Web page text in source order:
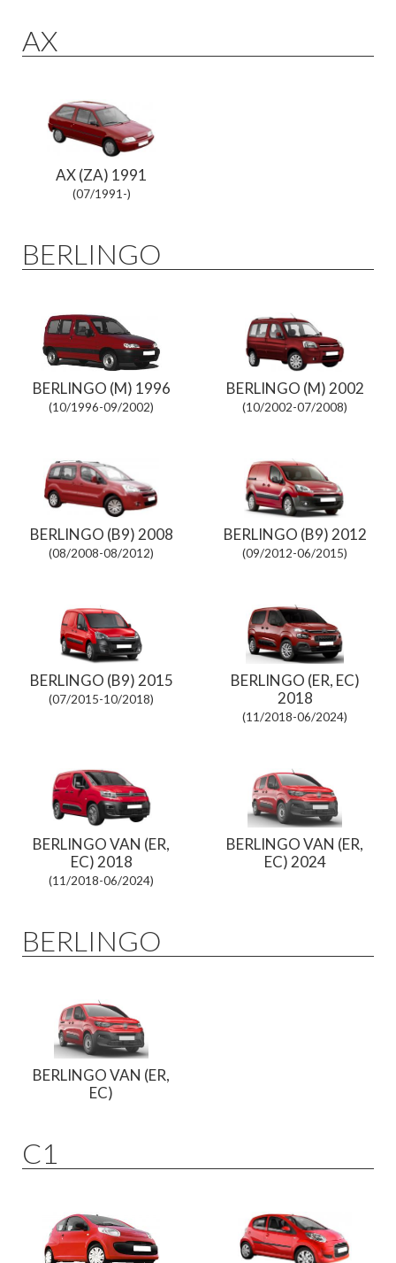
AX
AX (ZA) 1991
(07/1991-)
BERLINGO
BERLINGO (M) 1996
(10/1996-09/2002)
BERLINGO (M) 2002
(10/2002-07/2008)
BERLINGO (B9) 2008
(08/2008-08/2012)
BERLINGO (B9) 2012
(09/2012-06/2015)
BERLINGO (B9) 2015
(07/2015-10/2018)
BERLINGO (ER, EC)
2018
(11/2018-06/2024)
BERLINGO VAN (ER,
EC) 2018
(11/2018-06/2024)
BERLINGO VAN (ER,
EC) 2024
BERLINGO
BERLINGO VAN (ER,
EC)
C1